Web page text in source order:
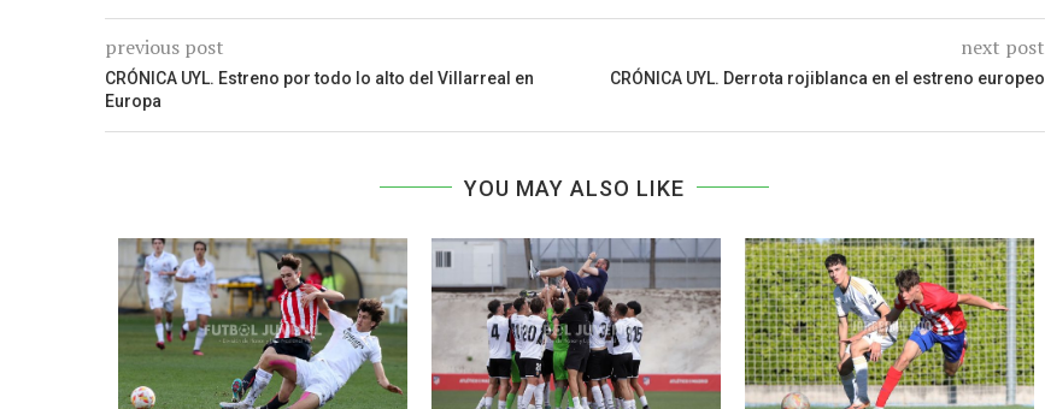
previous post
CRÓNICA UYL. Estreno por todo lo alto del Villarreal en
Europa
next post
CRÓNICA UYL. Derrota rojiblanca en el estreno europeo
YOU MAY ALSO LIKE